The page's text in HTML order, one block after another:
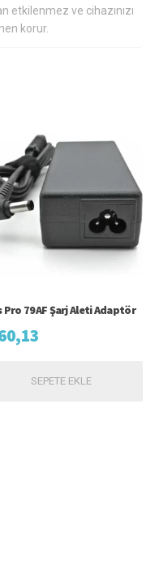
etkilenmez ve cihazınızı
korur.
Pro 79AF Şarj Aleti Adaptör
SEPETE EKLE